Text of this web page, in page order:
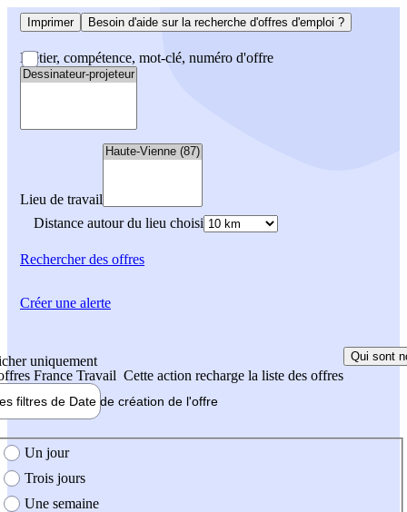
Imprimer Besoin d'aide sur la recherche d'offres d'emploi ?
Métier, compétence, mot-clé, numéro d'offre
Lieu de travail
Distance autour du lieu choisi
Rechercherdes offres
uniquement
France Travail Cette action recharge la liste des offres
Qui sont
filtres de Date de création de l'offre
création de l'offre
Un jour
Trois jours
Une semaine
Créer une alerte